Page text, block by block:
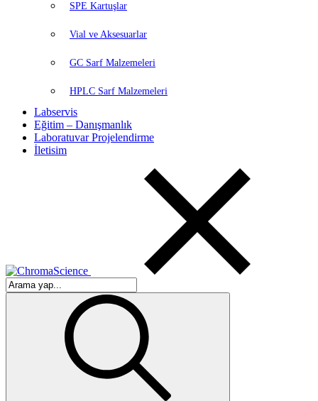
SPE Kartuşlar
Vial ve Aksesuarlar
GC Sarf Malzemeleri
HPLC Sarf Malzemeleri
Labservis
Eğitim – Danışmanlık
Laboratuvar Projelendirme
İletisim